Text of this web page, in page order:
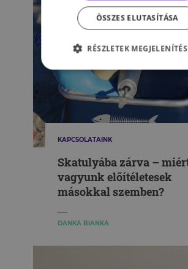
KAPCSOLATAINK
Skatulyába zárva –
vagyunk előítéletesek
másokkal szemben?
DANKA BIANKA
ÖSSZES ELUTASÍTÁSA
RÉSZLETEK